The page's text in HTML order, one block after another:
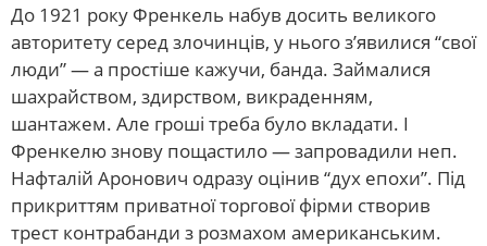
До 1921 року Френкель набув досить великого
авторитету серед злочинців, у нього з’явилися “свої
люди” — а простіше кажучи, банда. Займалися
шахрайством, здирством, викраденням,
шантажем. Але гроші треба було вкладати. І
Френкелю знову пощастило — запровадили неп.
Нафталій Аронович одразу оцінив “дух епохи”. Під
прикриттям приватної торгової фірми створив
трест контрабанди з розмахом американським.